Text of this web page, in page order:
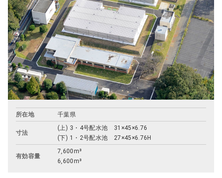
所在地 千葉県
寸法
(上) 3・4号配水池 31×45×6.76
(下) 1・2号配水池 27×45×6.76H
有効容量
7,600m³
6,600m³